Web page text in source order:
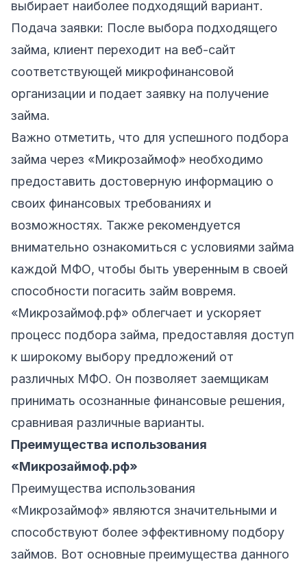
выбирает наиболее подходящий вариант.
Подача заявки: После выбора подходящего
займа, клиент переходит на веб-сайт
соответствующей микрофинансовой
организации и подает заявку на получение
займа.
Важно отметить, что для успешного подбора
займа через «Микрозаймоф» необходимо
предоставить достоверную информацию о
своих финансовых требованиях и
возможностях. Также рекомендуется
внимательно ознакомиться с условиями займа
каждой МФО, чтобы быть уверенным в своей
способности погасить займ вовремя.
«Микрозаймоф.рф» облегчает и ускоряет
процесс подбора займа, предоставляя доступ
к широкому выбору предложений от
различных МФО. Он позволяет заемщикам
принимать осознанные финансовые решения,
сравнивая различные варианты.
Преимущества использования
«Микрозаймоф.рф»
Преимущества использования
«Микрозаймоф» являются значительными и
способствуют более эффективному подбору
займов. Вот основные преимущества данного